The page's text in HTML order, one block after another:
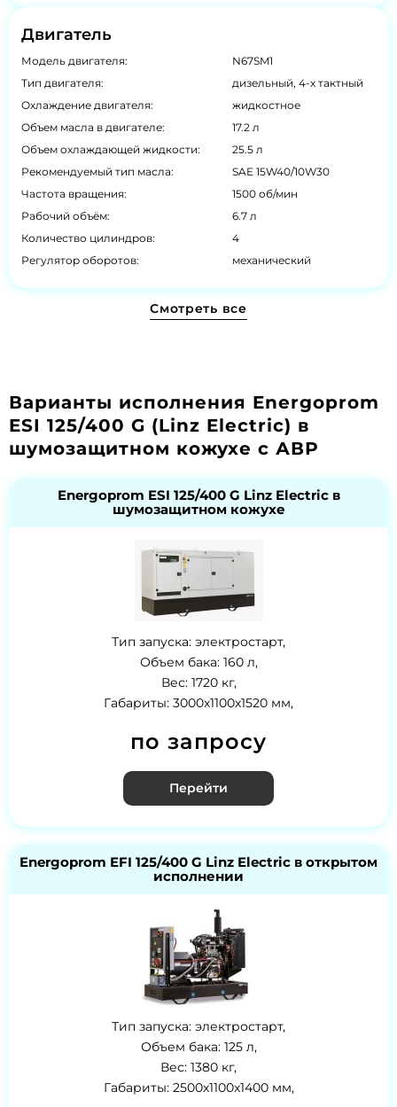
Двигатель
Модель двигателя:
N67SM1
Тип двигателя:
дизельный, 4-х тактный
Охлаждение двигателя:
жидкостное
Объем масла в двигателе:
17.2 л
Объем охлаждающей жидкости:
25.5 л
Рекомендуемый тип масла:
SAE 15W40/10W30
Частота вращения:
1500 об/мин
Рабочий объём:
6.7 л
Количество цилиндров:
4
Регулятор оборотов:
механический
Смотреть все
Варианты исполнения Energoprom
ESI 125/400 G (Linz Electric) в
шумозащитном кожухе с АВР
Energoprom ESI 125/400 G Linz Electric в
шумозащитном кожухе
Тип запуска: электростарт,
Объем бака: 160 л,
Вес: 1720 кг,
Габариты: 3000x1100x1520 мм,
по запросу
Перейти
Energoprom EFI 125/400 G Linz Electric в открытом
исполнении
Тип запуска: электростарт,
Объем бака: 125 л,
Вес: 1380 кг,
Габариты: 2500x1100x1400 мм,